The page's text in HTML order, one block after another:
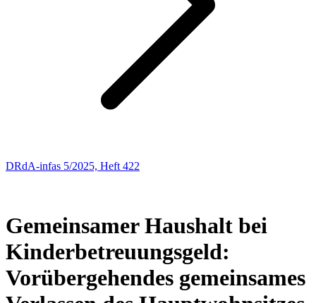
DRdA-infas 5/2025, Heft 422
Gemeinsamer Haushalt bei
Kinderbetreuungsgeld:
Vorübergehendes gemeinsames